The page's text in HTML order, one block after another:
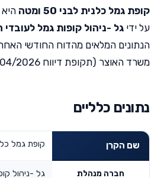
קופת גמל כלנית לבני 50 ומטה
על ידי גל -ניהול קופות גמל
הנתונים המלאים מהדוח החודשי
משרד האוצר (תקופת דיווח 04/2026).
נתונים כלליים
שם הקרן קופת גמל כלנית
חברה מנהלת גל -ניהול